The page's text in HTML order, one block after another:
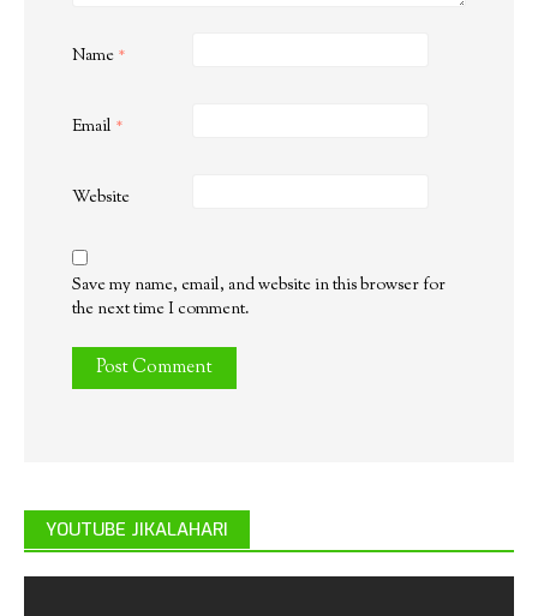
Name *
Email *
Website
Save my name, email, and website in this browser for
the next time I comment.
YOUTUBE JIKALAHARI